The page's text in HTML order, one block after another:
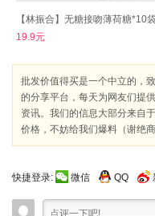
【林振合】无糖接吻薄荷糖*10
19.9元
批发价值得买是一个中立的，
的分享平台，每天为网友们提
资讯。我们的信息大部分来自
价格，不妨给我们爆料（谢绝商
快捷登录: 微信 QQ